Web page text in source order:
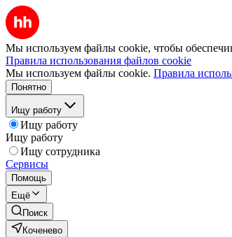
Мы используем файлы cookie, чтобы
Правила использования файлов cookie
Мы используем файлы cookie. Правила
Понятно
Ищу работу
Ищу работу
Ищу работу
Ищу сотрудника
Сервисы
Помощь
Ещё
Поиск
Коченево